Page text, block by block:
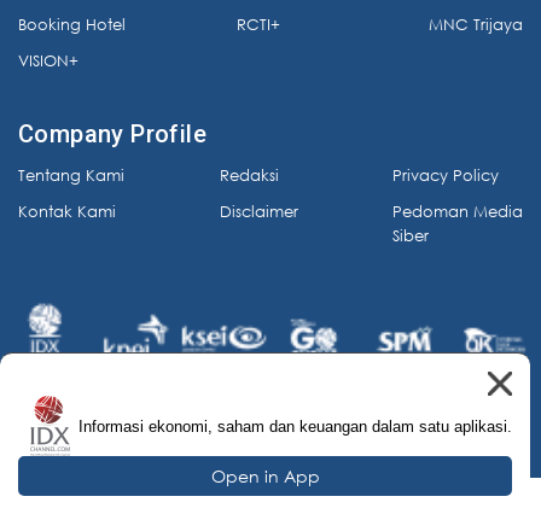
Booking Hotel
VISION+
RCTI+
MNC Trijaya
Company Profile
Tentang Kami
Kontak Kami
Redaksi
Disclaimer
Privacy Policy
Pedoman Media
Siber
© 2026 IDX Channel. All Rights Reserved.
Informasi ekonomi, saham dan keuangan dalam satu aplikasi.
Open in App